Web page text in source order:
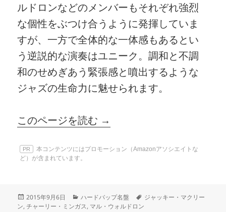
ルドロンなどのメンバーもそれぞれ強烈
な個性をぶつけ合うように発揮していま
すが、一方で全体的な一体感もあるとい
う逆説的な演奏はユニーク。調和と不調
和のせめぎあう緊張感と噴出するような
ジャズの生命力に魅せられます。
このページを読む →
PR
本コンテンツにはプロモーション（Amazonアソシエイトな
ど）が含まれています。
投
稿
2015年9月6日
カ
テ
ハードバップ名盤
タ
ジャッキー・マクリー
ン,チャーリー・ミンガス, マル・ウォルドロン